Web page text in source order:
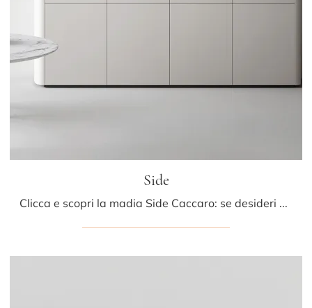
Side
Clicca e scopri la madia Side Caccaro: se desideri mobili in laccato opaco per stanze moderne, questa è l'acquisto perfetto per te!